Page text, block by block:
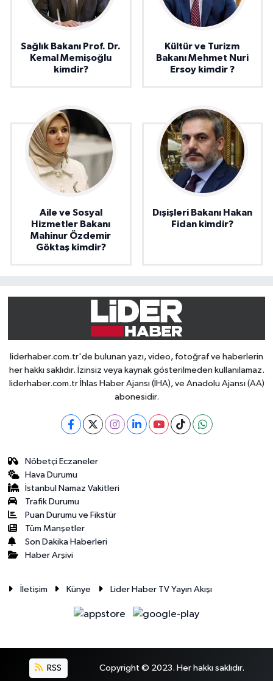
Sağlık Bakanı Prof. Dr.
Kemal Memişoğlu
kimdir?
Kültür ve Turizm
Bakanı Mehmet Nuri
Ersoy kimdir ?
Aile ve Sosyal
Hizmetler Bakanı
Mahinur Özdemir
Göktaş kimdir?
Dışişleri Bakanı Hakan
Fidan kimdir?
liderhaber.com.tr'de bulunan yazı, video, fotoğraf ve haberlerin
her hakkı saklıdır. İzinsiz veya kaynak gösterilmeden kullanılamaz.
liderhaber.com.tr İhlas Haber Ajansı (İHA), ve Anadolu Ajansı (AA)
abonesidir.
Nöbetçi Eczaneler
Hava Durumu
İstanbul Namaz Vakitleri
Trafik Durumu
Puan Durumu ve Fikstür
Tüm Manşetler
Son Dakika Haberleri
Haber Arşivi
İletişim Künye Lider Haber TV Yayın Akışı
RSS Copyright © 2023. Her hakkı saklıdır.